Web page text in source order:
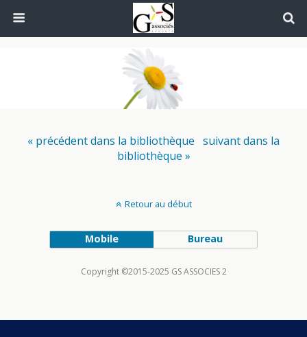
« précédent dans la bibliothèque suivant dans la
bibliothèque »
Retour au début
Mobile Bureau
Copyright ©2015-2025 GS ASSOCIES 2